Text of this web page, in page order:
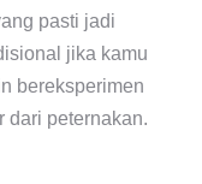
pasti jadi
jika kamu
bereksperimen
dari peternakan.